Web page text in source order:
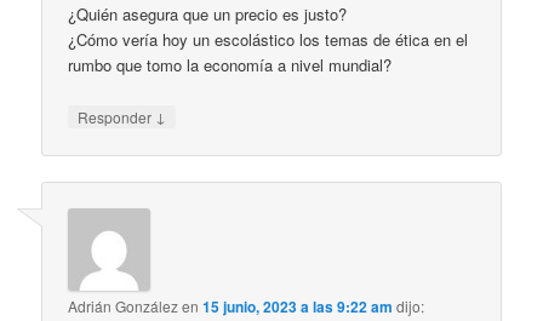
¿Quién asegura que un precio es justo?
¿Cómo vería hoy un escolástico los temas de ética en el
rumbo que tomo la economía a nivel mundial?
Responder ↓
Adrián Gonzálezen15 junio, 2023 a las 9:22 am dijo: